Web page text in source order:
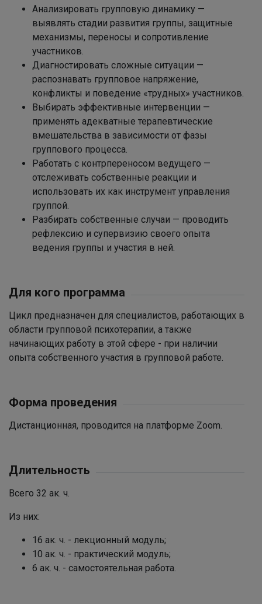
Анализировать групповую динамику —
выявлять стадии развития группы, защитные
механизмы, переносы и сопротивление
участников.
Диагностировать сложные ситуации —
распознавать групповое напряжение,
конфликты и поведение «трудных» участников.
Выбирать эффективные интервенции —
применять адекватные терапевтические
вмешательства в зависимости от фазы
группового процесса.
Работать с контрпереносом ведущего —
отслеживать собственные реакции и
использовать их как инструмент управления
группой.
Разбирать собственные случаи — проводить
рефлексию и супервизию своего опыта
ведения группы и участия в ней.
Для кого программа
Цикл предназначен для специалистов, работающих в
области групповой психотерапии, а также
начинающих работу в этой сфере - при наличии
опыта собственного участия в групповой работе.
Форма проведения
Дистанционная, проводится на платформе Zoom.
Длительность
Всего 32 ак. ч.
Из них:
16 ак. ч. - лекционный модуль;
10 ак. ч. - практический модуль;
6 ак. ч. - самостоятельная работа.